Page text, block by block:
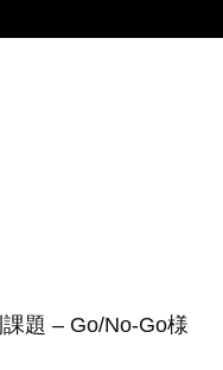
題 – Go/No-Go様